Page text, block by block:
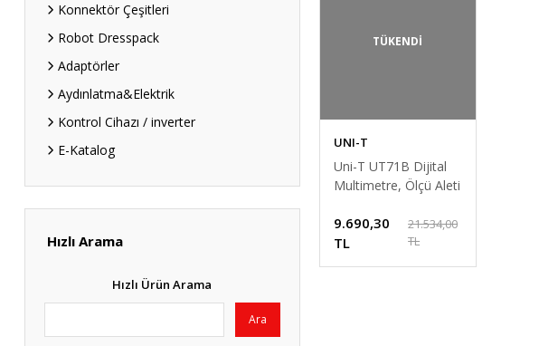
Konnektör Çeşitleri
Robot Dresspack
Adaptörler
Aydınlatma&Elektrik
Kontrol Cihazı / inverter
E-Katalog
Hızlı Arama
Hızlı Ürün Arama
Ara
TÜKENDİ
UNI-T
Uni-T UT71B Dijital
Multimetre, Ölçü Aleti
9.690,30
TL
21.534,00
TL